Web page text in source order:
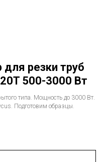
резки труб
500-3000 Вт
типа. Мощность до 3000 Вт.
Подготовим образцы.